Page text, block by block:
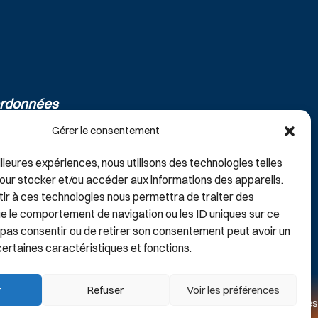
Gérer le consentement
expériences, nous utilisons des technologies telles
stocker et/ou accéder aux informations des appareils.
à ces technologies nous permettra de traiter des
le comportement de navigation ou les ID uniques sur ce
consentir ou de retirer son consentement peut avoir un
caractéristiques et fonctions.
Refuser Voir les préférences
Sainte Geneviève des Bois
69 46 63 00
Mentions légales